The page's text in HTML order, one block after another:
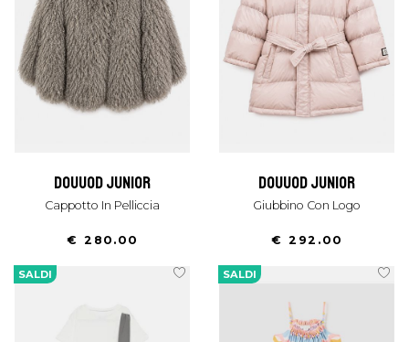
douuod junior
Cappotto In Pelliccia
€ 280.00
douuod junior
Giubbino Con Logo
€ 292.00
SALDI SALDI